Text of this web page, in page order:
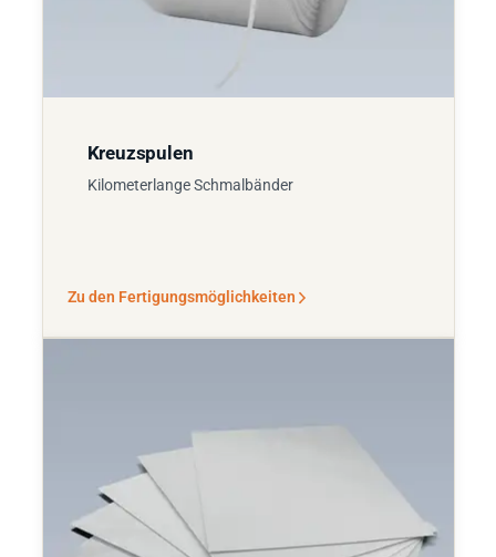
Kreuzspulen
Kilometerlange Schmalbänder
Zu den Fertigungsmöglichkeiten